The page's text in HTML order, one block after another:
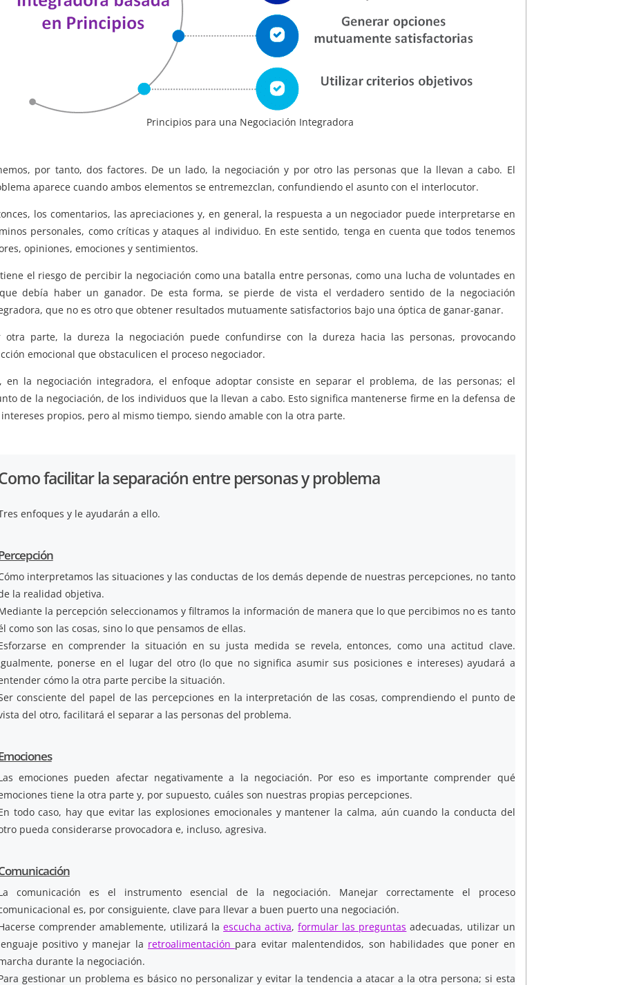
Principios para una Negociación Integradora
por tanto, dos factores. De un lado, la negociación y por otro las personas que la llevan a cabo. El
aparece cuando ambos elementos se entremezclan, confundiendo el asunto con el interlocutor.
los comentarios, las apreciaciones y, en general, la respuesta a un negociador puede interpretarse en
personales, como críticas y ataques al individuo. En este sentido, tenga en cuenta que todos tenemos
opiniones, emociones y sentimientos.
el riesgo de percibir la negociación como una batalla entre personas, como una lucha de voluntades en
debía haber un ganador. De esta forma, se pierde de vista el verdadero sentido de la negociación
que no es otro que obtener resultados mutuamente satisfactorios bajo una óptica de ganar-ganar.
otra parte, la dureza la negociación puede confundirse con la dureza hacia las personas, provocando
emocional que obstaculicen el proceso negociador.
en la negociación integradora, el enfoque adoptar consiste en separar el problema, de las personas; el
de la negociación, de los individuos que la llevan a cabo. Esto significa mantenerse firme en la defensa de
propios, pero al mismo tiempo, siendo amable con la otra parte.
facilitar la separación entre personas y problema
enfoques y le ayudarán a ello.
interpretamos las situaciones y las conductas de los demás depende de nuestras percepciones, no tanto
la realidad objetiva.
la percepción seleccionamos y filtramos la información de manera que lo que percibimos no es tanto
como son las cosas, sino lo que pensamos de ellas.
en comprender la situación en su justa medida se revela, entonces, como una actitud clave.
ponerse en el lugar del otro (lo que no significa asumir sus posiciones e intereses) ayudará a
cómo la otra parte percibe la situación.
consciente del papel de las percepciones en la interpretación de las cosas, comprendiendo el punto de
del otro, facilitará el separar a las personas del problema.
emociones pueden afectar negativamente a la negociación. Por eso es importante comprender qué
tiene la otra parte y, por supuesto, cuáles son nuestras propias percepciones.
todo caso, hay que evitar las explosiones emocionales y mantener la calma, aún cuando la conducta del
pueda considerarse provocadora e, incluso, agresiva.
comunicación es el instrumento esencial de la negociación. Manejar correctamente el proceso
es, por consiguiente, clave para llevar a buen puerto una negociación.
comprender amablemente, utilizará laescucha activa,formular las preguntas adecuadas, utilizar un
positivo y manejar la retroalimentación para evitar malentendidos, son habilidades que poner en
durante la negociación.
gestionar un problema es básico no personalizar y evitar la tendencia a atacar a la otra persona; si esta